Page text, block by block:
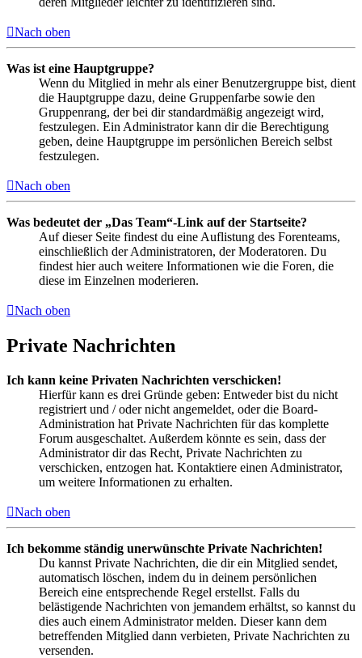
Nach oben
Was ist eine Hauptgruppe?
Wenn du Mitglied in mehr als einer Benutzergruppe bist, dient
die Hauptgruppe dazu, deine Gruppenfarbe sowie den
Gruppenrang, der bei dir standardmäßig angezeigt wird,
festzulegen. Ein Administrator kann dir die Berechtigung
geben, deine Hauptgruppe im persönlichen Bereich selbst
festzulegen.
Nach oben
Was bedeutet der „Das Team“-Link auf der Startseite?
Auf dieser Seite findest du eine Auflistung des Forenteams,
einschließlich der Administratoren, der Moderatoren. Du
findest hier auch weitere Informationen wie die Foren, die
diese im Einzelnen moderieren.
Nach oben
Private Nachrichten
Ich kann keine Privaten Nachrichten verschicken!
Hierfür kann es drei Gründe geben: Entweder bist du nicht
registriert und / oder nicht angemeldet, oder die Board-
Administration hat Private Nachrichten für das komplette
Forum ausgeschaltet. Außerdem könnte es sein, dass der
Administrator dir das Recht, Private Nachrichten zu
verschicken, entzogen hat. Kontaktiere einen Administrator,
um weitere Informationen zu erhalten.
Nach oben
Ich bekomme ständig unerwünschte Private Nachrichten!
Du kannst Private Nachrichten, die dir ein Mitglied sendet,
automatisch löschen, indem du in deinem persönlichen
Bereich eine entsprechende Regel erstellst. Falls du
belästigende Nachrichten von jemandem erhältst, so kannst du
dies auch einem Administrator melden. Dieser kann dem
betreffenden Mitglied dann verbieten, Private Nachrichten zu
versenden.